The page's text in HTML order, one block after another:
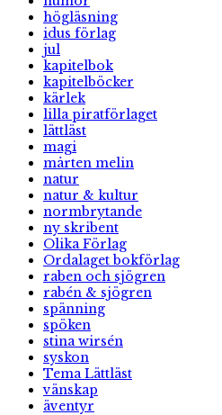
högläsning
idus förlag
jul
kapitelbok
kapitelböcker
kärlek
lilla piratförlaget
lättläst
magi
mårten melin
natur
natur & kultur
normbrytande
ny skribent
Olika Förlag
Ordalaget bokförlag
raben och sjögren
rabén & sjögren
spänning
spöken
stina wirsén
syskon
Tema Lättläst
vänskap
äventyr